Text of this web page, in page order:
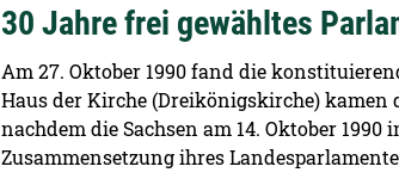
30 Jahre frei gewähltes
Am 27. Oktober 1990 fand die
Haus der Kirche (Dreikönigskirche) kamen
nachdem die Sachsen am 14. Oktober
Zusammensetzung ihres